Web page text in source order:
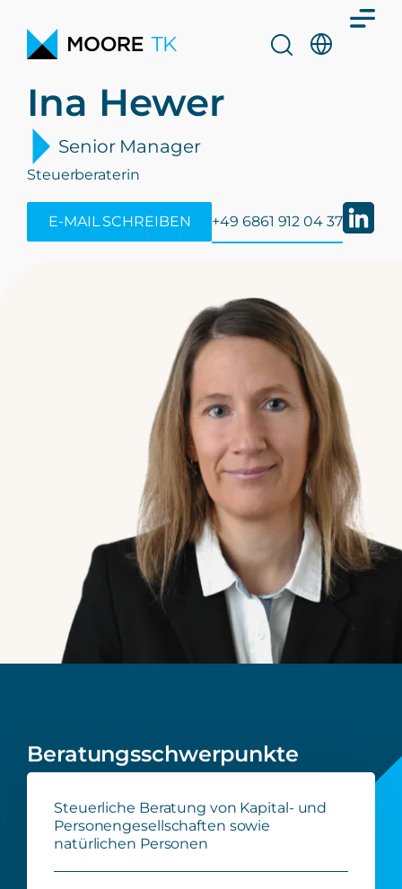
Ina Hewer
Senior Manager
Steuerberaterin
E-MAIL SCHREIBEN +49 6861 912 04 37
Beratungsschwerpunkte
Steuerliche Beratung von Kapital- und
Personengesellschaften sowie
natürlichen Personen